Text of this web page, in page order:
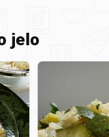
jelo